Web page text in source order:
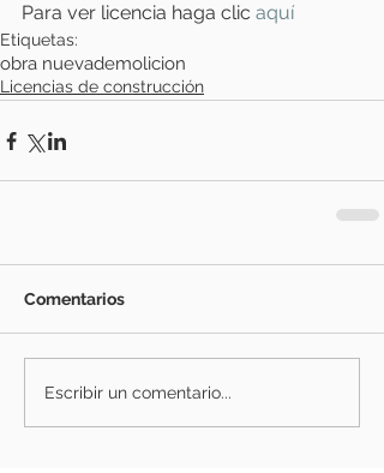
Para ver licencia haga clic aquí
Etiquetas:
obra nuevademolicion
Licencias de construcción
Comentarios
Escribir un comentario...